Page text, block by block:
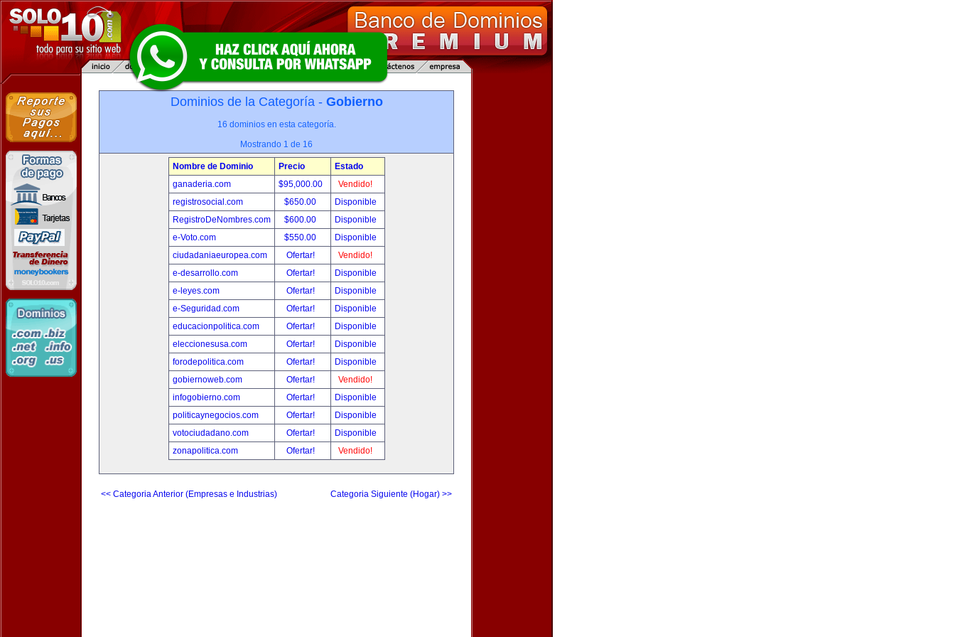
Dominios de la Categoría - Gobierno
16 dominios en esta categoría.
Mostrando 1 de 16
Nombre de Dominio Precio
Estado
ganaderia.com
$95,000.00
Vendido!
registrosocial.com
$650.00
Disponible
RegistroDeNombres.com
$600.00
Disponible
e-Voto.com
$550.00
Disponible
ciudadaniaeuropea.com
Ofertar!
Vendido!
e-desarrollo.com
Ofertar!
Disponible
e-leyes.com
Ofertar!
Disponible
e-Seguridad.com
Ofertar!
Disponible
educacionpolitica.com
Ofertar!
Disponible
eleccionesusa.com
Ofertar!
Disponible
forodepolitica.com
Ofertar!
Disponible
gobiernoweb.com
Ofertar!
Vendido!
infogobierno.com
Ofertar!
Disponible
politicaynegocios.com
Ofertar!
Disponible
votociudadano.com
Ofertar!
Disponible
zonapolitica.com
Ofertar! Vendido!
<< Categoria Anterior (Empresas e Industrias) Categoria Siguiente (Hogar) >>